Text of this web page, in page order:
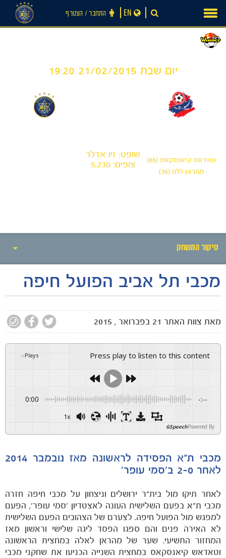
חדשות
הקבוצות
content
התחבר ‪/‬ הצטרף EN
יום שבת 21/02/2015 19:20
טאדאס קיאנסקאס (85)
מהראן ללה (35)
שופט: זיו אדלר
צופים: 5,230
סיקור המשחק
אירועי המשחק
הרכבים
מכבי תל אביב הפועל חיפה
מאת צוות האתר 21 בפברואר , 2015
Press play to listen to this content
Plays
:
-
0:00 -:--
1x
Powered By
GSpeech
מכבי ת"א הפסידה לראשונה מאז נובמבר 2014
לאחר 2-0 ב'סמי עופר'
לאחר תיקו מול בית"ר ירושלים וניצחון על מכבי חיפה חזרה
מכבי ת"א בפעם השלישית העונה לאצטדיון 'סמי עופר', הפעם
למפגש מול הפועל חיפה. לצערם של הצהובים הפעם השלישית
לא האירה פנים והם ספגו הפסד ליגה שלישי וראשון מאז
המחזור התשיעי. שער של מהראן לאלה במחצית הראשונה
וטאדאש קיאנסקאס במחצית השנייה הכניעו את שחקני מכבי